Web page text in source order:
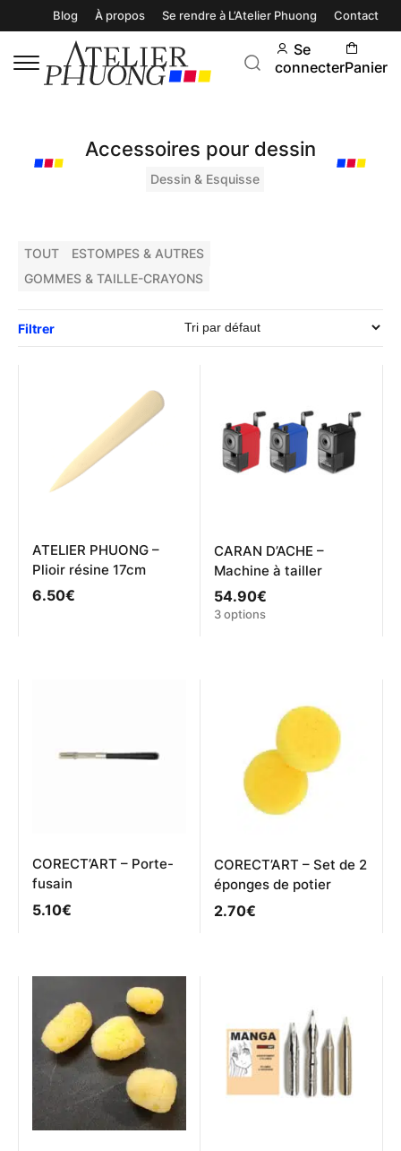
Blog À propos Se rendre à L’Atelier Phuong Contact
Se
connecterPanier
Accessoires pour dessin
Dessin & Esquisse
TOUT
ESTOMPES & AUTRES
GOMMES & TAILLE-CRAYONS
Filtrer
ATELIER PHUONG –
Plioir résine 17cm
6.50€
CARAN D’ACHE –
Machine à tailler
54.90€
Ce
choisies
produit
3 options
CORECT’ART – Porte-
fusain
5.10€
CORECT’ART – Set de 2
éponges de potier
2.70€